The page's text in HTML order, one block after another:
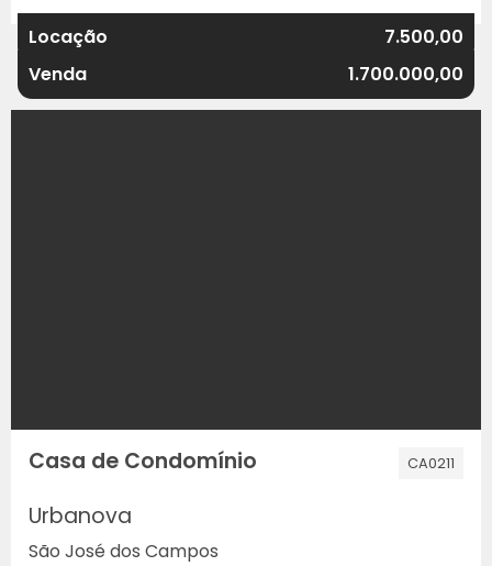
Locação
7.500,00
Venda
1.700.000,00
Casa de Condomínio CA0211
Urbanova
São José dos Campos